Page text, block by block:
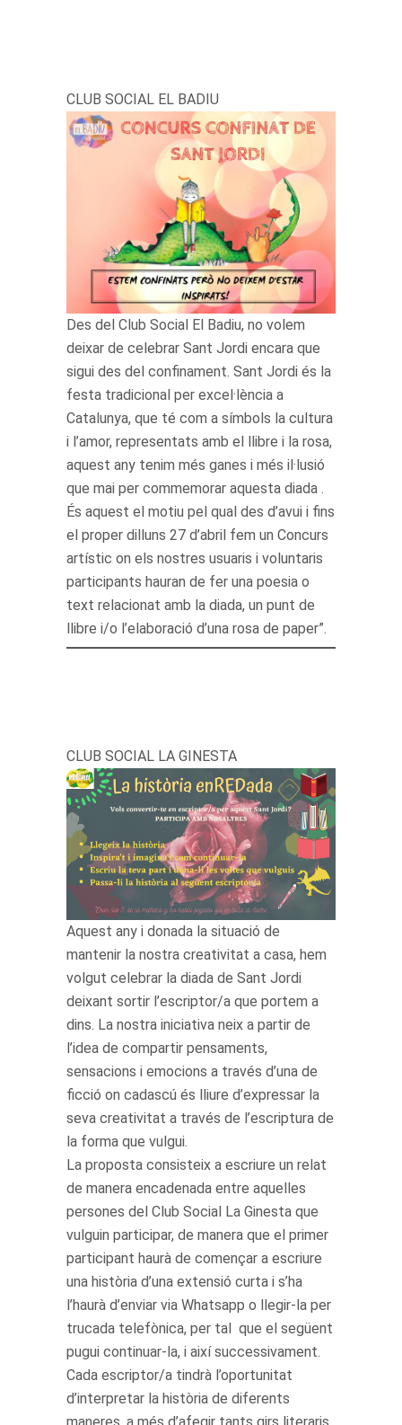
CLUB SOCIAL EL BADIU
Des del Club Social El Badiu, no volem
deixar de celebrar Sant Jordi encara que
sigui des del confinament. Sant Jordi és la
festa tradicional per excel·lència a
Catalunya, que té com a símbols la cultura
i l’amor, representats amb el llibre i la rosa,
aquest any tenim més ganes i més il·lusió
que mai per commemorar aquesta diada .
És aquest el motiu pel qual des d’avui i fins
el proper dilluns 27 d’abril fem un Concurs
artístic on els nostres usuaris i voluntaris
participants hauran de fer una poesia o
text relacionat amb la diada, un punt de
llibre i/o l’elaboració d’una rosa de paper”.
CLUB SOCIAL LA GINESTA
Aquest any i donada la situació de
mantenir la nostra creativitat a casa, hem
volgut celebrar la diada de Sant Jordi
deixant sortir l’escriptor/a que portem a
dins. La nostra iniciativa neix a partir de
l’idea de compartir pensaments,
sensacions i emocions a través d’una de
ficció on cadascú és lliure d’expressar la
seva creativitat a través de l’escriptura de
la forma que vulgui.
La proposta consisteix a escriure un relat
de manera encadenada entre aquelles
persones del Club Social La Ginesta que
vulguin participar, de manera que el primer
participant haurà de començar a escriure
una història d’una extensió curta i s’ha
l’haurà d’enviar via Whatsapp o llegir-la per
trucada telefònica, per tal que el següent
pugui continuar-la, i així successivament.
Cada escriptor/a tindrà l’oportunitat
d’interpretar la història de diferents